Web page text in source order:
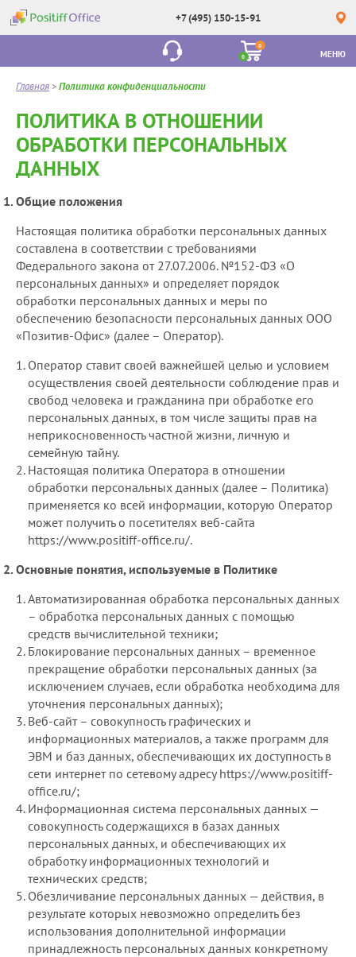
+7 (495) 150-15-91
0
0
МЕНЮ
Главная >Политика конфиденциальности
ПОЛИТИКА В ОТНОШЕНИИ
ОБРАБОТКИ ПЕРСОНАЛЬНЫХ
ДАННЫХ
Общие положения
Настоящая политика обработки персональных данных
составлена в соответствии с требованиями
Федерального закона от 27.07.2006. №152-ФЗ «О
персональных данных» и определяет порядок
обработки персональных данных и меры по
обеспечению безопасности персональных данных ООО
«Позитив-Офис» (далее – Оператор).
Оператор ставит своей важнейшей целью и условием
осуществления своей деятельности соблюдение прав и
свобод человека и гражданина при обработке его
персональных данных, в том числе защиты прав на
неприкосновенность частной жизни, личную и
семейную тайну.
Настоящая политика Оператора в отношении
обработки персональных данных (далее – Политика)
применяется ко всей информации, которую Оператор
может получить о посетителях веб-сайта
https://www.positiff-office.ru/.
Основные понятия, используемые в Политике
Автоматизированная обработка персональных данных
– обработка персональных данных с помощью
средств вычислительной техники;
Блокирование персональных данных – временное
прекращение обработки персональных данных (за
исключением случаев, если обработка необходима для
уточнения персональных данных);
Веб-сайт – совокупность графических и
информационных материалов, а также программ для
ЭВМ и баз данных, обеспечивающих их доступность в
сети интернет по сетевому адресу https://www.positiff-
office.ru/;
Информационная система персональных данных —
совокупность содержащихся в базах данных
персональных данных, и обеспечивающих их
обработку информационных технологий и
технических средств;
Обезличивание персональных данных — действия, в
результате которых невозможно определить без
использования дополнительной информации
принадлежность персональных данных конкретному